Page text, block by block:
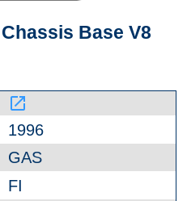
Base V8
launch
1996
GAS
FI